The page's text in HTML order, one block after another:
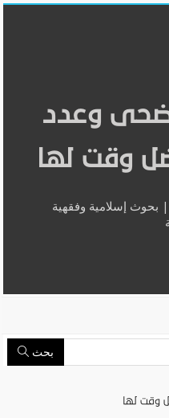
وعدد
وقت لها
تم النشر في: 2026-06-15 | بحوث إسلامية وفقهية
بحث
وقت لها